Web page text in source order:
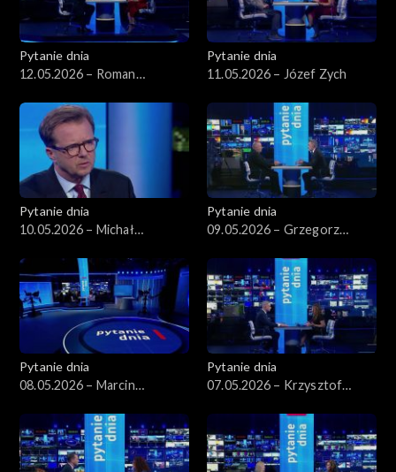
Pytanie dnia
12.05.2026 – Roman
Pytanie dnia
11.05.2026 – Józef Zych
Pytanie dnia
10.05.2026 – Michał
Pytanie dnia
09.05.2026 – Grzegorz
Pytanie dnia
08.05.2026 – Marcin
Pytanie dnia
07.05.2026 – Krzysztof